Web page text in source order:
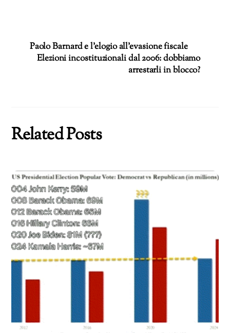
Paolo Barnard e l’elogio all’evasione fiscale
Elezioni incostituzionali dal 2006: dobbiamo
arrestarli in blocco?
Related Posts